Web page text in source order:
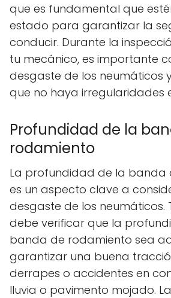
que es fundamental que
estado para garantizar la
conducir. Durante la
tu mecánico, es importante
desgaste de los neumáticos
que no haya irregularidades
Profundidad de la
rodamiento
La profundidad de la banda
es un aspecto clave a
desgaste de los neumáticos.
debe verificar que la
banda de rodamiento sea
garantizar una buena
derrapes o accidentes en
lluvia o pavimento mojado.